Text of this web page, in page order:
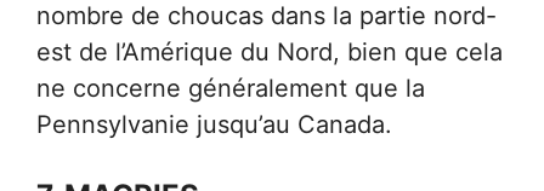
nombre de choucas dans la partie nord-
est de l’Amérique du Nord, bien que cela
ne concerne généralement que la
Pennsylvanie jusqu’au Canada.